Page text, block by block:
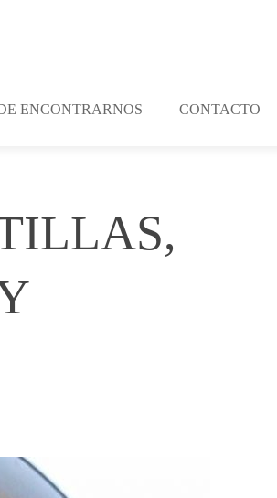
ENCONTRARNOS CONTACTO